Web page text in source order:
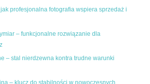
profesjonalna fotografia wspiera sprzedaż i
– funkcjonalne rozwiązanie dla
– stal nierdzewna kontra trudne warunki
– klucz do stabilności w nowoczesnych